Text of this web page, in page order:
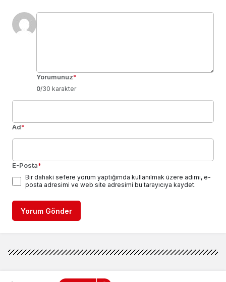
Yorumunuz*
0/30 karakter
Ad*
E-Posta*
Bir dahaki sefere yorum yaptığımda kullanılmak üzere adımı, e-
posta adresimi ve web site adresimi bu tarayıcıya kaydet.
Yorum Gönder